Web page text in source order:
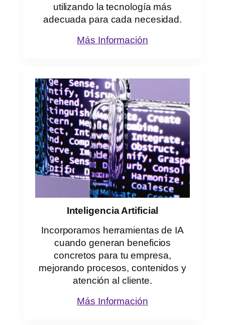
utilizando la tecnología más
adecuada para cada necesidad.
Más Información
Inteligencia Artificial
Incorporamos herramientas de IA
cuando generan beneficios
concretos para tu empresa,
mejorando procesos, contenidos y
atención al cliente.
Más Información